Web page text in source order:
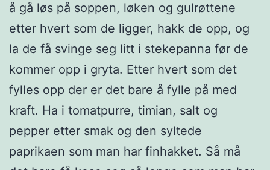
å gå løs på soppen, løken og gulrøttene
etter hvert som de ligger, hakk de opp, og
la de få svinge seg litt i stekepanna før de
kommer opp i gryta. Etter hvert som det
fylles opp der er det bare å fylle på med
kraft. Ha i tomatpurre, timian, salt og
pepper etter smak og den syltede
paprikaen som man har finhakket. Så må